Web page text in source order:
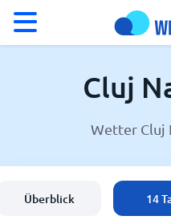
Wetter in Cluj Napoca
Cluj
Wetter Cluj
Überblick 14